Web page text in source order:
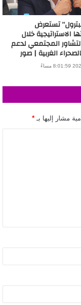
تستعرض
الاستراتيجية خلال
المجتمعي لدعم
الغربية | صور
مساءً
مشار إليها بـ *